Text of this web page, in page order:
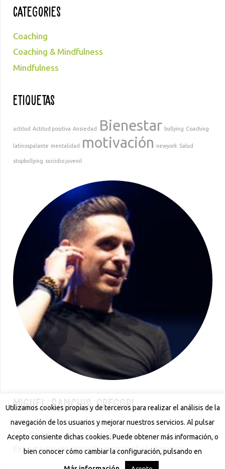
Categories
Coaching
Coaching & Mindfulness
Mindfulness
Etiquetas
actitud Actitud positiva Ansiedad Bienestar bullying Coaching
latinospalante mentalidad motivación newyork Salud
stopbullying suicidio juvenil
Miguel Sanchis Gregori
Life Coach y Speaker Internacional
Experto en crecimiento personal y Liderazgo.
Utilizamos cookies propias y de terceros para realizar el análisis de la
navegación de los usuarios y mejorar nuestros servicios. Al pulsar
Acepto consiente dichas cookies. Puede obtener más información, o
bien conocer cómo cambiar la configuración, pulsando en